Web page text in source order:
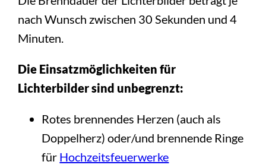
nach Wunsch zwischen 30 Sekunden und 4
Minuten.
Die Einsatzmöglichkeiten für
Lichterbilder sind unbegrenzt:
Rotes brennendes Herzen (auch als
Doppelherz) oder/und brennende Ringe
für Hochzeitsfeuerwerke